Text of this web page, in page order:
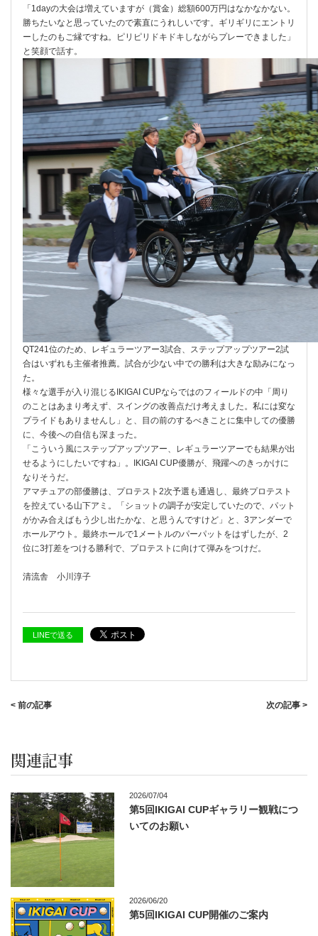
「1dayの大会は増えていますが（賞金）総額600万円はなかなかない。
勝ちたいなと思っていたので素直にうれしいです。ギリギリにエントリ
ーしたのもご縁ですね。ピリピリドキドキしながらプレーできました」
と笑顔で話す。
QT241位のため、レギュラーツアー3試合、ステップアップツアー2試
合はいずれも主催者推薦。試合が少ない中での勝利は大きな励みになっ
た。
様々な選手が入り混じるIKIGAI CUPならではのフィールドの中「周り
のことはあまり考えず、スイングの改善点だけ考えました。私には変な
プライドもありませんし」と、目の前のするべきことに集中しての優勝
に、今後への自信も深まった。
「こういう風にステップアップツアー、レギュラーツアーでも結果が出
せるようにしたいですね」。IKIGAI CUP優勝が、飛躍へのきっかけに
なりそうだ。
アマチュアの部優勝は、プロテスト2次予選も通過し、最終プロテスト
を控えている山下アミ。「ショットの調子が安定していたので、パット
がかみ合えばもう少し出たかな、と思うんですけど」と、3アンダーで
ホールアウト。最終ホールで1メートルのパーパットをはずしたが、2
位に3打差をつける勝利で、プロテストに向けて弾みをつけだ。
清流舎 小川淳子
LINEで送る
< 前の記事 次の記事 >
関連記事
2026/07/04
第5回IKIGAI CUPギャラリー観戦につ
いてのお願い
2026/06/20
第5回IKIGAI CUP開催のご案内